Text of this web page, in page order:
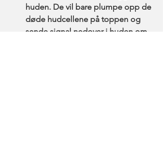
huden. De vil bare plumpe opp de
døde hudcellene på toppen og
sende signal nedover i huden om